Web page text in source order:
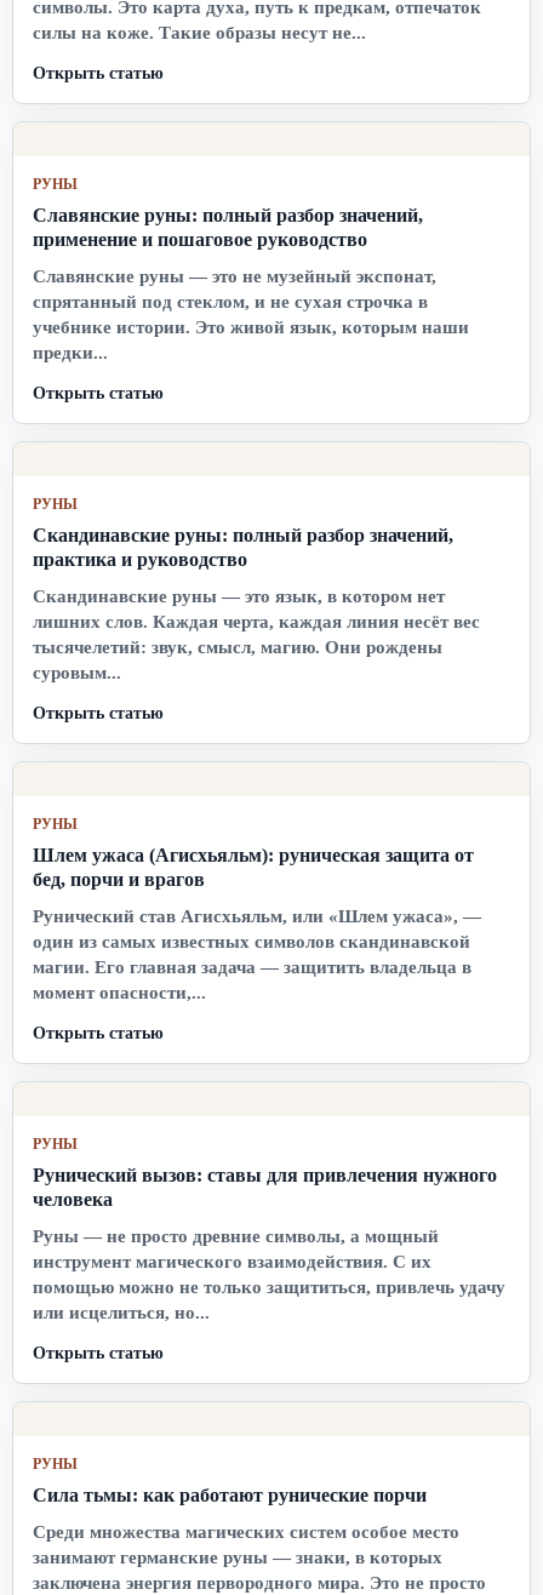
символы. Это карта духа, путь к предкам, отпечаток
силы на коже. Такие образы несут не...
Открыть статью
РУНЫ
Славянские руны: полный разбор значений,
применение и пошаговое руководство
Славянские руны — это не музейный экспонат,
спрятанный под стеклом, и не сухая строчка в
учебнике истории. Это живой язык, которым наши
предки...
Открыть статью
РУНЫ
Скандинавские руны: полный разбор значений,
практика и руководство
Скандинавские руны — это язык, в котором нет
лишних слов. Каждая черта, каждая линия несёт вес
тысячелетий: звук, смысл, магию. Они рождены
суровым...
Открыть статью
РУНЫ
Шлем ужаса (Агисхьяльм): руническая защита от
бед, порчи и врагов
Рунический став Агисхьяльм, или «Шлем ужаса», —
один из самых известных символов скандинавской
магии. Его главная задача — защитить владельца в
момент опасности,...
Открыть статью
РУНЫ
Рунический вызов: ставы для привлечения нужного
человека
Руны — не просто древние символы, а мощный
инструмент магического взаимодействия. С их
помощью можно не только защититься, привлечь удачу
или исцелиться, но...
Открыть статью
РУНЫ
Сила тьмы: как работают рунические порчи
Среди множества магических систем особое место
занимают германские руны — знаки, в которых
заключена энергия первородного мира. Это не просто